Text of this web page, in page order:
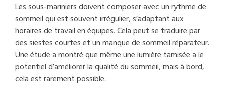
Les sous-mariniers doivent composer avec un rythme de
sommeil qui est souvent irrégulier, s’adaptant aux
horaires de travail en équipes. Cela peut se traduire par
des siestes courtes et un manque de sommeil réparateur.
Une étude a montré que même une lumière tamisée a le
potentiel d’améliorer la qualité du sommeil, mais à bord,
cela est rarement possible.